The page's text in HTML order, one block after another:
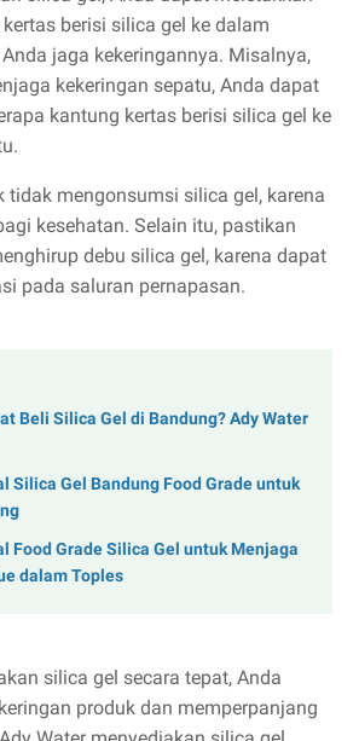
berisi silica gel ke dalam
jaga kekeringannya. Misalnya,
kekeringan sepatu, Anda dapat
kantung kertas berisi silica gel ke
tidak mengonsumsi silica gel, karena
kesehatan. Selain itu, pastikan
debu silica gel, karena dapat
pada saluran pernapasan.
Beli Silica Gel di Bandung? Ady Water
Silica Gel Bandung Food Grade untuk
Food Grade Silica Gel untuk Menjaga
dalam Toples
silica gel secara tepat, Anda
produk dan memperpanjang